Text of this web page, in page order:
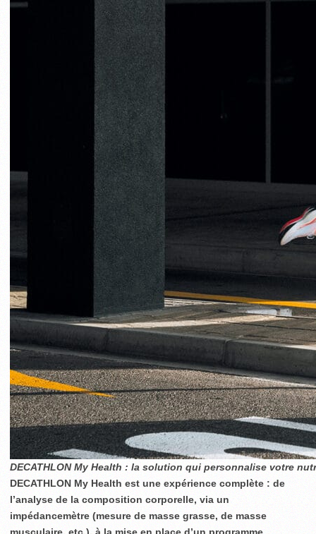
DECATHLON My Health : la solution qui personnalise votre
DECATHLON My Health est une expérience complète : de
l’analyse de la composition corporelle, via un
impédancemètre (mesure de masse grasse, de masse